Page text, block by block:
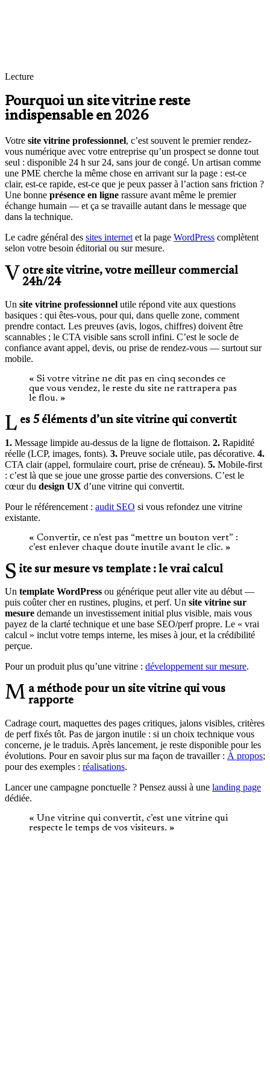
Lecture
Pourquoi un site vitrine reste
indispensable en 2026
Votre site vitrine professionnel, c’est souvent le premier rendez-
vous numérique avec votre entreprise qu’un prospect se donne tout
seul : disponible 24 h sur 24, sans jour de congé. Un artisan comme
une PME cherche la même chose en arrivant sur la page : est-ce
clair, est-ce rapide, est-ce que je peux passer à l’action sans friction ?
Une bonne présence en ligne rassure avant même le premier
échange humain — et ça se travaille autant dans le message que
dans la technique.
Le cadre général des sites internet et la page WordPress complètent
selon votre besoin éditorial ou sur mesure.
Votre site vitrine, votre meilleur commercial 24h/24
Un site vitrine professionnel utile répond vite aux questions
basiques : qui êtes-vous, pour qui, dans quelle zone, comment
prendre contact. Les preuves (avis, logos, chiffres) doivent être
scannables ; le CTA visible sans scroll infini. C’est le socle de
confiance avant appel, devis, ou prise de rendez-vous — surtout sur
mobile.
« Si votre vitrine ne dit pas en cinq secondes ce
que vous vendez, le reste du site ne rattrapera pas
le flou. »
Les 5 éléments d’un site vitrine qui convertit
1. Message limpide au-dessus de la ligne de flottaison. 2. Rapidité
réelle (LCP, images, fonts). 3. Preuve sociale utile, pas décorative. 4.
CTA clair (appel, formulaire court, prise de créneau). 5. Mobile-first
: c’est là que se joue une grosse partie des conversions. C’est le
cœur du design UX d’une vitrine qui convertit.
Pour le référencement : audit SEO si vous refondez une vitrine
existante.
« Convertir, ce n’est pas “mettre un bouton vert” :
c’est enlever chaque doute inutile avant le clic. »
Site sur mesure vs template : le vrai calcul
Un template WordPress ou générique peut aller vite au début —
puis coûter cher en rustines, plugins, et perf. Un site vitrine sur
mesure demande un investissement initial plus visible, mais vous
payez de la clarté technique et une base SEO/perf propre. Le « vrai
calcul » inclut votre temps interne, les mises à jour, et la crédibilité
perçue.
Pour un produit plus qu’une vitrine : développement sur mesure.
Ma méthode pour un site vitrine qui vous rapporte
Cadrage court, maquettes des pages critiques, jalons visibles, critères
de perf fixés tôt. Pas de jargon inutile : si un choix technique vous
concerne, je le traduis. Après lancement, je reste disponible pour les
évolutions. Pour en savoir plus sur ma façon de travailler : À propos;
pour des exemples : réalisations.
Lancer une campagne ponctuelle ? Pensez aussi à une landing page
dédiée.
« Une vitrine qui convertit, c’est une vitrine qui
respecte le temps de vos visiteurs. »